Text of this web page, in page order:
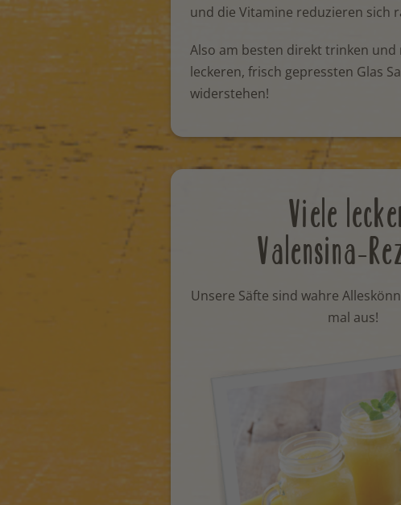
und die Vitamine reduzieren sich
Also am besten direkt trinken und
leckeren, frisch gepressten Glas
widerstehen!
Viele
Valensina-
Unsere Säfte sind wahre
mal aus!